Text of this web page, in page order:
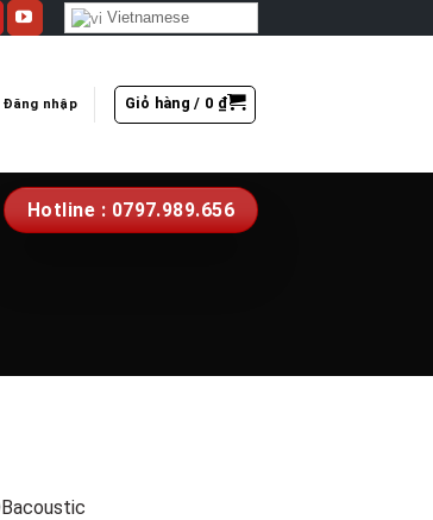
Vietnamese
Đăng nhập Giỏ hàng / 0 ₫
Hotline : 0797.989.656